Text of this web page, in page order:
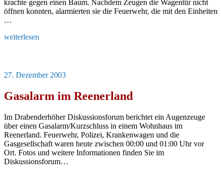
krachte gegen einen Baum. Nachdem Zeugen die Wagentür nicht
öffnen konnten, alarmierten sie die Feuerwehr, die mit den Einheiten
…
„Autofahrer
Unfall
gestorben“
weiterlesen
Veröffentlicht
27. Dezember 2003
Gasalarm im Reenerland
Im Drabenderhöher Diskussionsforum berichtet ein Augenzeuge
über einen Gasalarm/Kurzschluss in einem Wohnhaus im
Reenerland. Feuerwehr, Polizei, Krankenwagen und die
Gasgesellschaft waren heute zwischen 00:00 und 01:00 Uhr vor
Ort. Fotos und weitere Informationen finden Sie im
Diskussionsforum…